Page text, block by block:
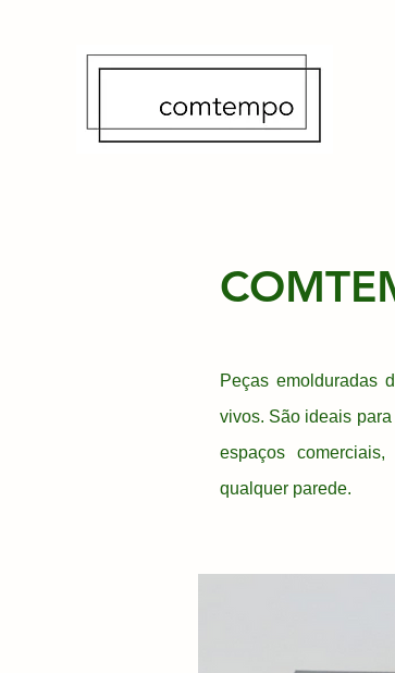
Peças emolduradas
vivos. São ideais
espaços
qualquer parede.